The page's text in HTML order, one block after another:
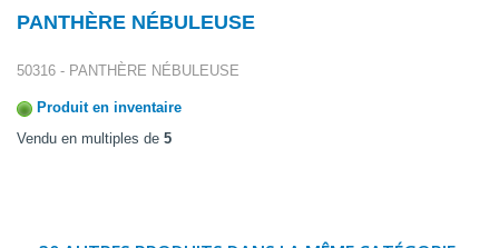
PANTHÈRE NÉBULEUSE
50316 - PANTHÈRE NÉBULEUSE
Produit en inventaire
Vendu en multiples de 5